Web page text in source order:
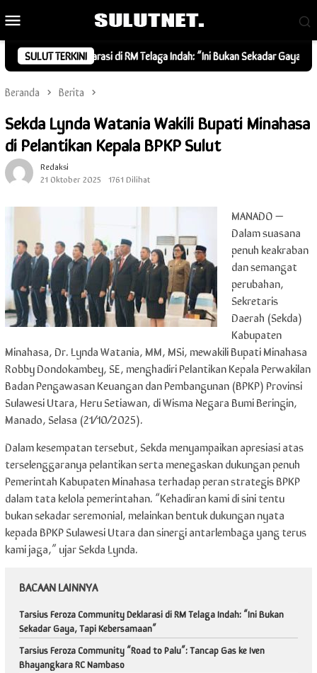
ke
konten
SULUT TERKINI
Deklarasi di RM Telaga Indah: “Ini Bukan Sekadar Gaya, Tapi
Beranda Berita
Sekda Lynda Watania Wakili Bupati Minahasa
di Pelantikan Kepala BPKP Sulut
Redaksi
21 Oktober 2025
1761 Dilihat
MANADO —
Dalam suasana
penuh keakraban
dan semangat
perubahan,
Sekretaris
Daerah (Sekda)
Kabupaten
Minahasa, Dr. Lynda Watania, MM, MSi, mewakili Bupati Minahasa
Robby Dondokambey, SE, menghadiri Pelantikan Kepala Perwakilan
Badan Pengawasan Keuangan dan Pembangunan (BPKP) Provinsi
Sulawesi Utara, Heru Setiawan, di Wisma Negara Bumi Beringin,
Manado, Selasa (21/10/2025).
Dalam kesempatan tersebut, Sekda menyampaikan apresiasi atas
terselenggaranya pelantikan serta menegaskan dukungan penuh
Pemerintah Kabupaten Minahasa terhadap peran strategis BPKP
dalam tata kelola pemerintahan. “Kehadiran kami di sini tentu
bukan sekadar seremonial, melainkan bentuk dukungan nyata
kepada BPKP Sulawesi Utara dan sinergi antarlembaga yang terus
kami jaga,” ujar Sekda Lynda.
BACAAN LAINNYA
Tarsius Feroza Community Deklarasi di RM Telaga Indah: “Ini Bukan
Sekadar Gaya, Tapi Kebersamaan”
Tarsius Feroza Community “Road to Palu”: Tancap Gas ke Iven
Bhayangkara RC Nambaso